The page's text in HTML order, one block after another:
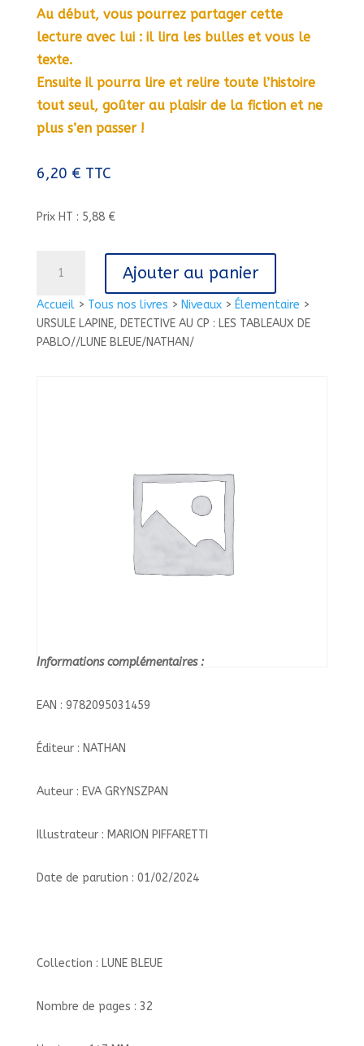
Accueil> Tous nos livres > Niveaux> Élementaire >
URSULE LAPINE, DETECTIVE AU CP : LES TABLEAUX DE
PABLO//LUNE BLEUE/NATHAN/
Au début, vous pourrez partager cette
lecture avec lui : il lira les bulles et vous le
texte.
Ensuite il pourra lire et relire toute l’histoire
tout seul, goûter au plaisir de la fiction et ne
plus s’en passer !
6,20 € TTC
Prix HT : 5,88 €
URSULE
LAPINE,
DETECTIVE
Ajouter au panier
Informations complémentaires :
EAN : 9782095031459
Éditeur : NATHAN
Auteur : EVA GRYNSZPAN
Illustrateur : MARION PIFFARETTI
Date de parution : 01/02/2024
Collection : LUNE BLEUE
Nombre de pages : 32